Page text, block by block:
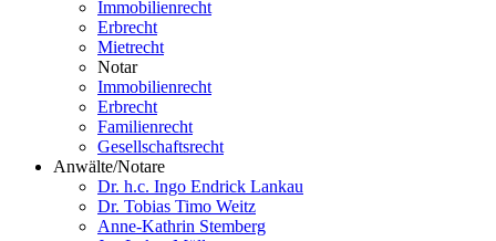
Immobilienrecht
Erbrecht
Mietrecht
Notar
Immobilienrecht
Erbrecht
Familienrecht
Gesellschaftsrecht
Anwälte/Notare
Dr. h.c. Ingo Endrick Lankau
Dr. Tobias Timo Weitz
Anne-Kathrin Stemberg